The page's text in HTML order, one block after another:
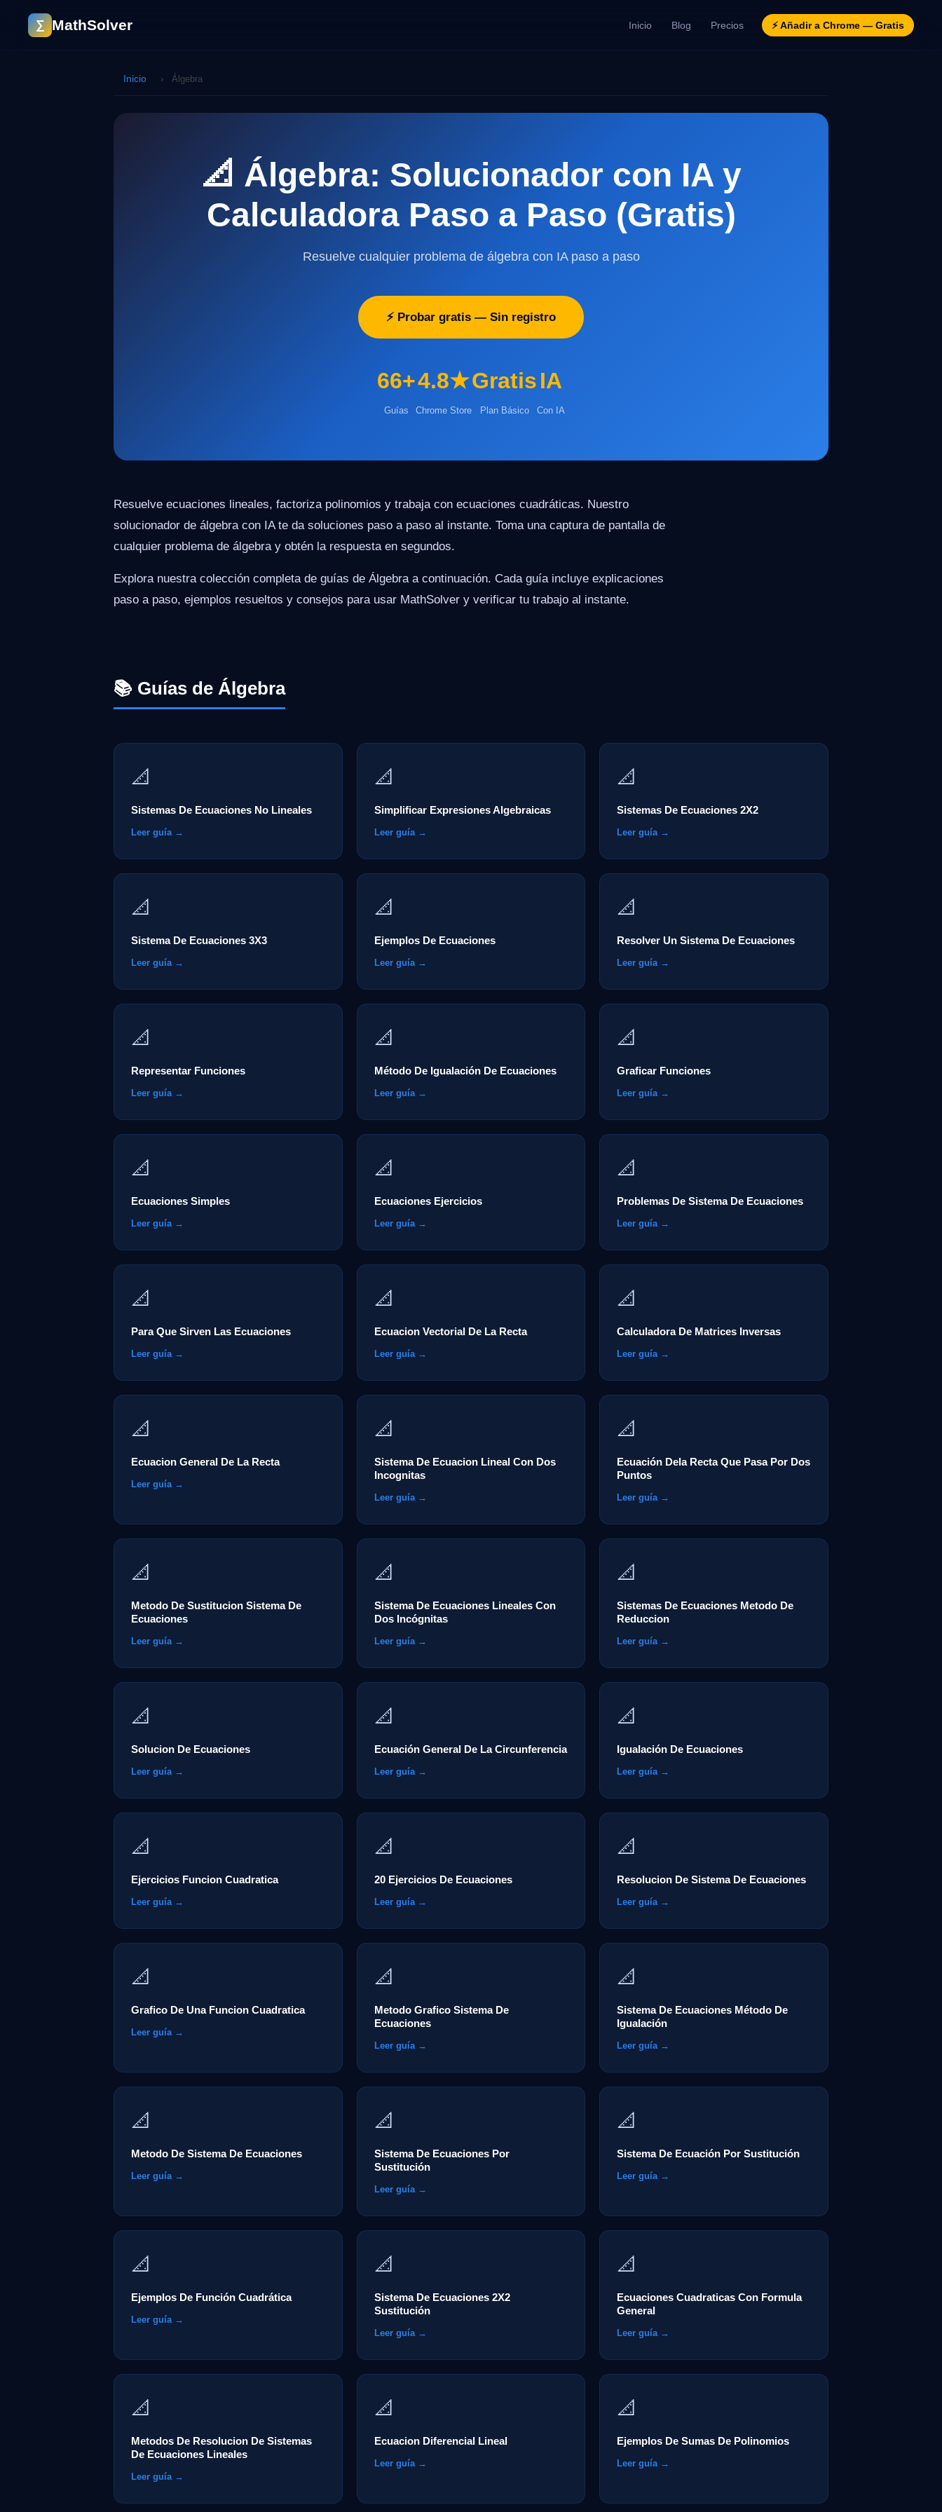
∑ MathSolver Inicio Blog Precios ⚡ Añadir a Chrome — Gratis
Inicio › Álgebra
📐 Álgebra: Solucionador con IA y
Calculadora Paso a Paso (Gratis)
Resuelve cualquier problema de álgebra con IA paso a paso
⚡ Probar gratis — Sin registro
66+
Guías
4.8★
Chrome Store
Gratis
Plan Básico
IA
Con IA
Resuelve ecuaciones lineales, factoriza polinomios y trabaja con ecuaciones cuadráticas. Nuestro
solucionador de álgebra con IA te da soluciones paso a paso al instante. Toma una captura de pantalla de
cualquier problema de álgebra y obtén la respuesta en segundos.
Explora nuestra colección completa de guías de Álgebra a continuación. Cada guía incluye explicaciones
paso a paso, ejemplos resueltos y consejos para usar MathSolver y verificar tu trabajo al instante.
📚 Guías de Álgebra
📐
Sistemas De Ecuaciones No Lineales
Leer guía →
📐
Simplificar Expresiones Algebraicas
Leer guía →
📐
Sistemas De Ecuaciones 2X2
Leer guía →
📐
Sistema De Ecuaciones 3X3
Leer guía →
📐
Ejemplos De Ecuaciones
Leer guía →
📐
Resolver Un Sistema De Ecuaciones
Leer guía →
📐
Representar Funciones
Leer guía →
📐
Método De Igualación De Ecuaciones
Leer guía →
📐
Graficar Funciones
Leer guía →
📐
Ecuaciones Simples
Leer guía →
📐
Ecuaciones Ejercicios
Leer guía →
📐
Problemas De Sistema De Ecuaciones
Leer guía →
📐
Para Que Sirven Las Ecuaciones
Leer guía →
📐
Ecuacion Vectorial De La Recta
Leer guía →
📐
Calculadora De Matrices Inversas
Leer guía →
📐
Ecuacion General De La Recta
Leer guía →
📐
Sistema De Ecuacion Lineal Con Dos
Incognitas
Leer guía →
📐
Ecuación Dela Recta Que Pasa Por Dos
Puntos
Leer guía →
📐
Metodo De Sustitucion Sistema De
Ecuaciones
Leer guía →
📐
Sistema De Ecuaciones Lineales Con
Dos Incógnitas
Leer guía →
📐
Sistemas De Ecuaciones Metodo De
Reduccion
Leer guía →
📐
Solucion De Ecuaciones
Leer guía →
📐
Ecuación General De La Circunferencia
Leer guía →
📐
Igualación De Ecuaciones
Leer guía →
📐
Ejercicios Funcion Cuadratica
Leer guía →
📐
20 Ejercicios De Ecuaciones
Leer guía →
📐
Resolucion De Sistema De Ecuaciones
Leer guía →
📐
Grafico De Una Funcion Cuadratica
Leer guía →
📐
Metodo Grafico Sistema De
Ecuaciones
Leer guía →
📐
Sistema De Ecuaciones Método De
Igualación
Leer guía →
📐
Metodo De Sistema De Ecuaciones
Leer guía →
📐
Sistema De Ecuaciones Por
Sustitución
Leer guía →
📐
Sistema De Ecuación Por Sustitución
Leer guía →
📐
Ejemplos De Función Cuadrática
Leer guía →
📐
Sistema De Ecuaciones 2X2
Sustitución
Leer guía →
📐
Ecuaciones Cuadraticas Con Formula
General
Leer guía →
📐
Metodos De Resolucion De Sistemas
De Ecuaciones Lineales
Leer guía →
📐
Ecuacion Diferencial Lineal
Leer guía →
📐
Ejemplos De Sumas De Polinomios
Leer guía →